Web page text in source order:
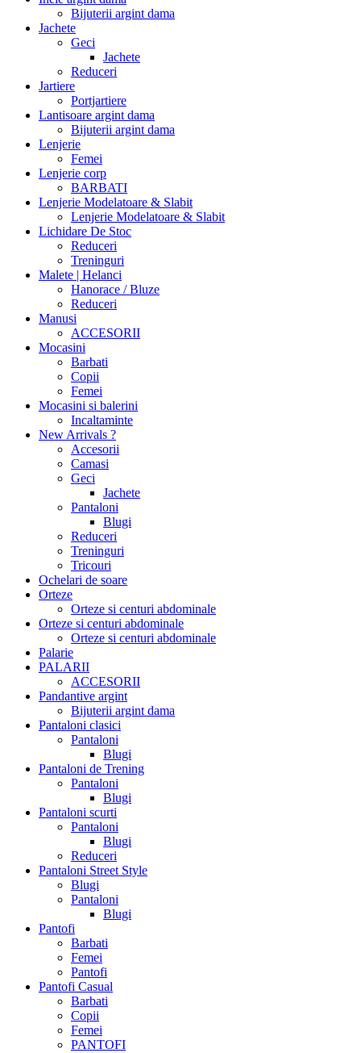
Bijuterii argint dama
Jachete
Geci
Jachete
Reduceri
Jartiere
Portjartiere
Lantisoare argint dama
Bijuterii argint dama
Lenjerie
Femei
Lenjerie corp
BARBATI
Lenjerie Modelatoare & Slabit
Lenjerie Modelatoare & Slabit
Lichidare De Stoc
Reduceri
Treninguri
Malete | Helanci
Hanorace / Bluze
Reduceri
Manusi
ACCESORII
Mocasini
Barbati
Copii
Femei
Mocasini si balerini
Incaltaminte
New Arrivals ?
Accesorii
Camasi
Geci
Jachete
Pantaloni
Blugi
Reduceri
Treninguri
Tricouri
Ochelari de soare
Orteze
Orteze si centuri abdominale
Orteze si centuri abdominale
Orteze si centuri abdominale
Palarie
PALARII
ACCESORII
Pandantive argint
Bijuterii argint dama
Pantaloni clasici
Pantaloni
Blugi
Pantaloni de Trening
Pantaloni
Blugi
Pantaloni scurti
Pantaloni
Blugi
Reduceri
Pantaloni Street Style
Blugi
Pantaloni
Blugi
Pantofi
Barbati
Femei
Pantofi
Pantofi Casual
Barbati
Copii
Femei
PANTOFI